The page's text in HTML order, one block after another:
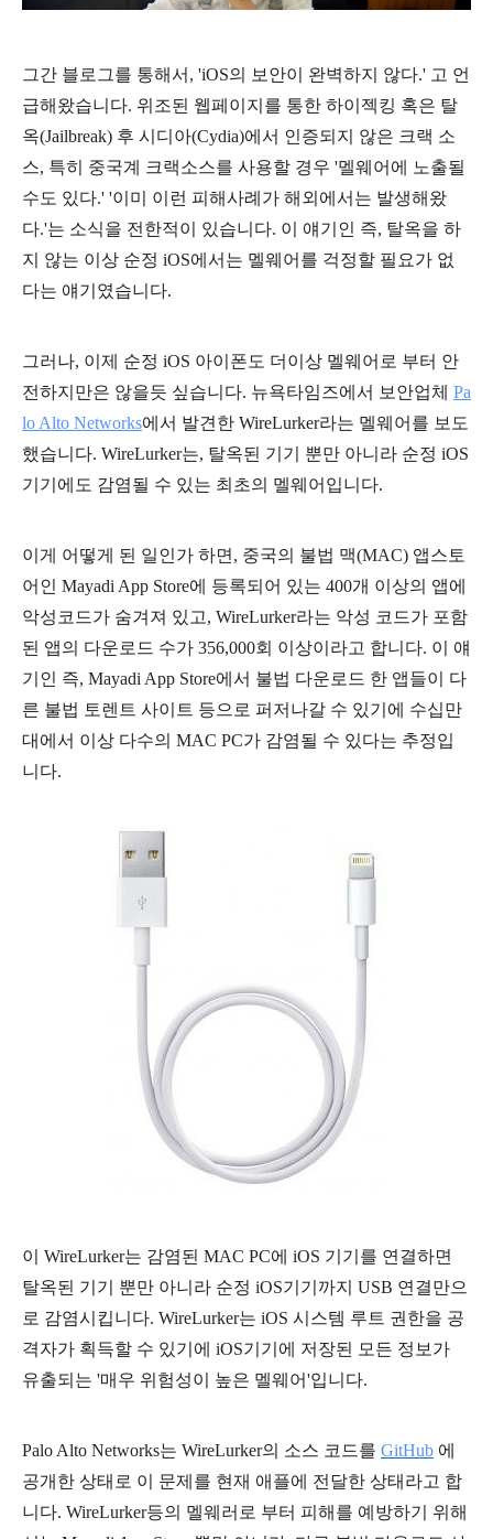
그간 블로그를 통해서, 'iOS의 보안이 완벽하지 않다.' 고 언
급해왔습니다. 위조된 웹페이지를 통한 하이젝킹 혹은 탈
옥(Jailbreak) 후 시디아(Cydia)에서 인증되지 않은 크랙 소
스, 특히 중국계 크랙소스를 사용할 경우 '멜웨어에 노출될
수도 있다.' '이미 이런 피해사례가 해외에서는 발생해왔
다.'는 소식을 전한적이 있습니다. 이 얘기인 즉, 탈옥을 하
지 않는 이상 순정 iOS에서는 멜웨어를 걱정할 필요가 없
다는 얘기였습니다.
그러나, 이제 순정 iOS 아이폰도 더이상 멜웨어로 부터 안
전하지만은 않을듯 싶습니다. 뉴욕타임즈에서 보안업체 Pa
lo Alto Networks에서 발견한 WireLurker라는 멜웨어를 보도
했습니다. WireLurker는, 탈옥된 기기 뿐만 아니라 순정 iOS
기기에도 감염될 수 있는 최초의 멜웨어입니다.
이게 어떻게 된 일인가 하면, 중국의 불법 맥(MAC) 앱스토
어인 Mayadi App Store에 등록되어 있는 400개 이상의 앱에
악성코드가 숨겨져 있고, WireLurker라는 악성 코드가 포함
된 앱의 다운로드 수가 356,000회 이상이라고 합니다. 이 얘
기인 즉, Mayadi App Store에서 불법 다운로드 한 앱들이 다
른 불법 토렌트 사이트 등으로 퍼저나갈 수 있기에 수십만
대에서 이상 다수의 MAC PC가 감염될 수 있다는 추정입
니다.
이 WireLurker는 감염된 MAC PC에 iOS 기기를 연결하면
탈옥된 기기 뿐만 아니라 순정 iOS기기까지 USB 연결만으
로 감염시킵니다. WireLurker는 iOS 시스템 루트 권한을 공
격자가 획득할 수 있기에 iOS기기에 저장된 모든 정보가
유출되는 '매우 위험성이 높은 멜웨어'입니다.
Palo Alto Networks는 WireLurker의 소스 코드를 GitHub 에
공개한 상태로 이 문제를 현재 애플에 전달한 상태라고 합
니다. WireLurker등의 멜웨러로 부터 피해를 예방하기 위해